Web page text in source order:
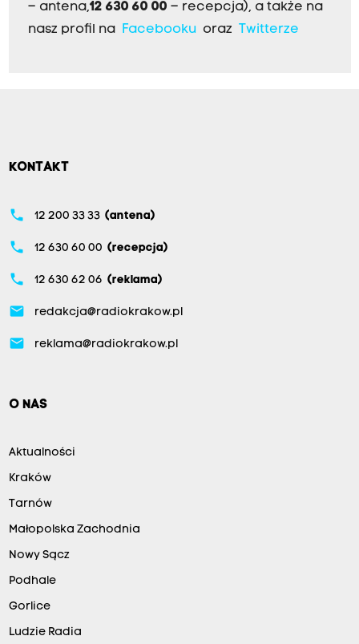
– antena,12 630 60 00 – recepcja), a także na
nasz profil na Facebookuoraz Twitterze
KONTAKT
phone 12 200 33 33 (antena)
phone 12 630 60 00 (recepcja)
phone 12 630 62 06 (reklama)
email redakcja@radiokrakow.pl
email reklama@radiokrakow.pl
O NAS
Aktualności
Kraków
Tarnów
Małopolska Zachodnia
Nowy Sącz
Podhale
Gorlice
Ludzie Radia